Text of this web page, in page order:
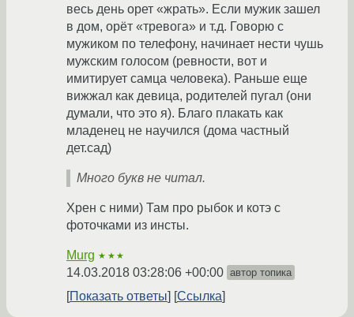
весь день орет «жрать». Если мужик зашел
в дом, орёт «тревога» и т.д. Говорю с
мужиком по телефону, начинает нести чушь
мужским голосом (ревности, вот и
имитирует самца человека). Раньше еще
вижжал как девица, родителей пугал (они
думали, что это я). Благо плакать как
младенец не научился (дома частный
дет.сад)
Много букв не читал.
Хрен с ними) Там про рыбок и котэ с
фоточками из инсты.
Murg ★★★
14.03.2018 03:28:06 +00:00 автор топика
Показать ответы Ссылка